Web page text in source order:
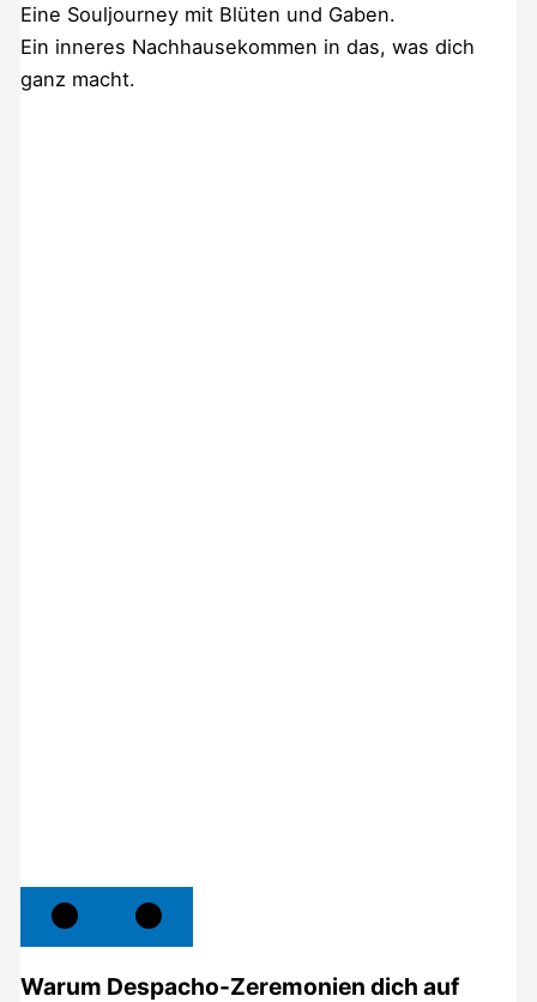
Eine Souljourney mit Blüten und Gaben.
Ein inneres Nachhausekommen in das, was dich
ganz macht.
Warum Despacho-Zeremonien dich auf